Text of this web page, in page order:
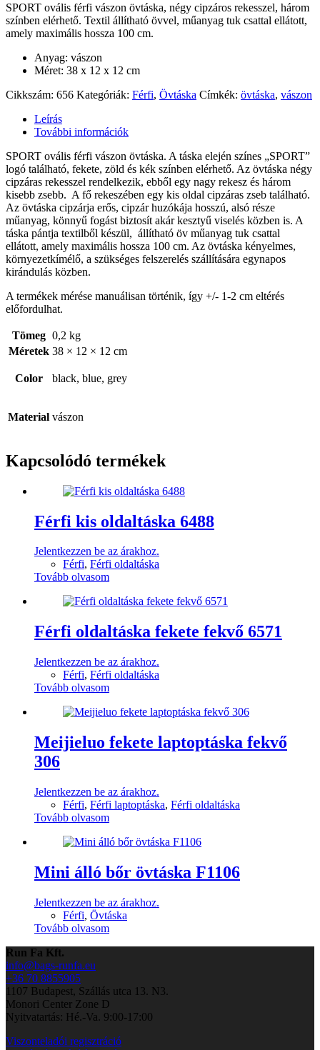
SPORT ovális férfi vászon övtáska, négy cipzáros rekesszel, három
színben elérhető. Textil állítható övvel, műanyag tuk csattal ellátott,
amely maximális hossza 100 cm.
Anyag: vászon
Méret: 38 x 12 x 12 cm
Cikkszám: 656 Kategóriák: Férfi, Övtáska Címkék: övtáska, vászon
Leírás
További információk
SPORT ovális férfi vászon övtáska. A táska elején színes „SPORT”
logó található, fekete, zöld és kék színben elérhető. Az övtáska négy
cipzáras rekesszel rendelkezik, ebből egy nagy rekesz és három
kisebb zsebb. A fő rekeszében egy kis oldal cipzáras zseb található.
Az övtáska cipzárja erős, cipzár huzókája hosszú, alsó része
műanyag, könnyű fogást biztosít akár kesztyű viselés közben is. A
táska pántja textilből készül, állítható öv műanyag tuk csattal
ellátott, amely maximális hossza 100 cm. Az övtáska kényelmes,
környezetkímélő, a szükséges felszerelés szállítására egynapos
kirándulás közben.
A termékek mérése manuálisan történik, így +/- 1-2 cm eltérés
előfordulhat.
Tömeg 0,2 kg
Méretek 38 × 12 × 12 cm
Color black, blue, grey
Material vászon
Kapcsolódó termékek
Férfi kis oldaltáska 6488
Jelentkezzen be az árakhoz.
Férfi, Férfi oldaltáska
Tovább olvasom
Férfi oldaltáska fekete fekvő 6571
Jelentkezzen be az árakhoz.
Férfi, Férfi oldaltáska
Tovább olvasom
Meijieluo fekete laptoptáska fekvő
306
Jelentkezzen be az árakhoz.
Férfi, Férfi laptoptáska, Férfi oldaltáska
Tovább olvasom
Mini álló bőr övtáska F1106
Jelentkezzen be az árakhoz.
Férfi, Övtáska
Tovább olvasom
Run Fa Kft.
info@bags-runfa.eu
+36 70 8855905
1107 Budapest, Szállás utca 13. N3.
Monori Center Zone D
Nyitvatartás: Hé.-Va. 9:00-17:00
Viszonteladói regisztráció